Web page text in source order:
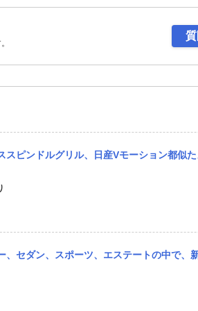
デザインの物が多いです。マツダなんかほとんど同じようにしていますね。 それ以前の時代
購入し2〜3年後最もリセールが高いのはどれでしょうか？また、その車種の中でどのグレ